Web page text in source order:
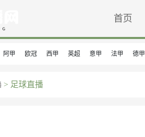
首页
阿甲 欧冠 西甲 英超 意甲 法甲 德甲
> 足球直播